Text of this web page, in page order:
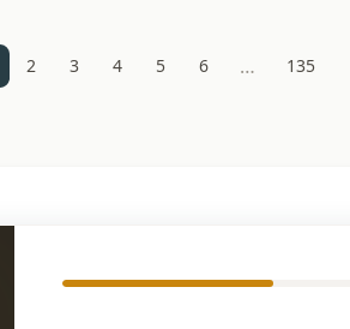
2 3 4 5 6 … 135